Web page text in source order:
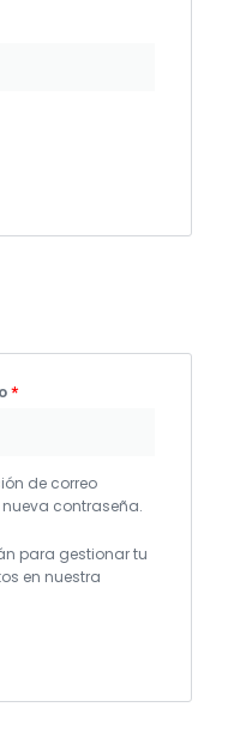
*
de correo
contraseña.
para gestionar tu
en nuestra